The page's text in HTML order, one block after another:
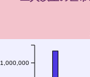
1,000,000